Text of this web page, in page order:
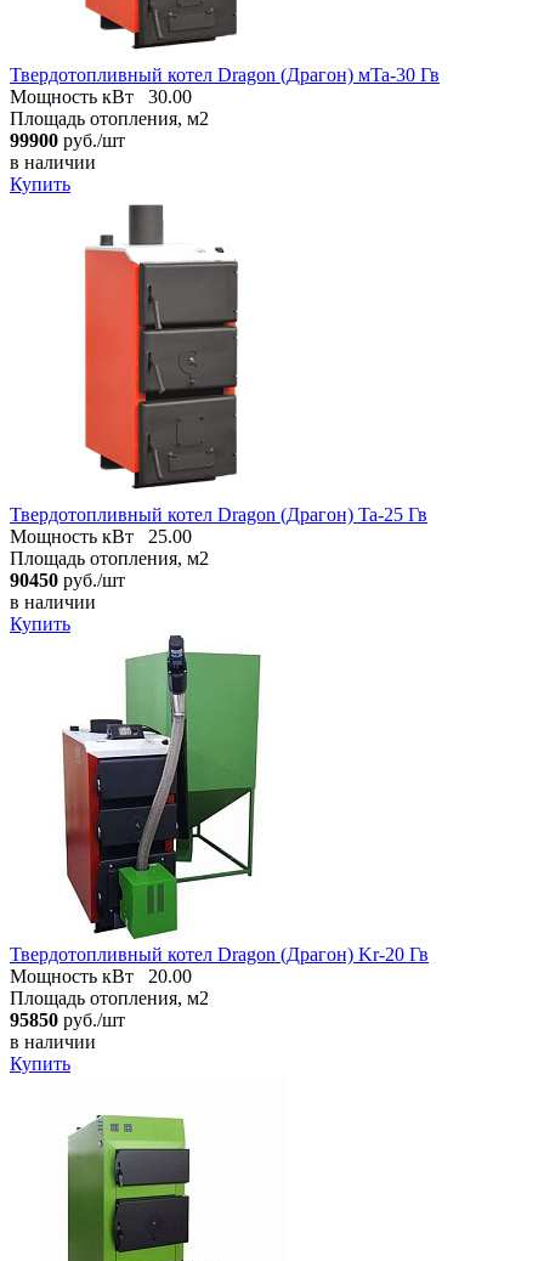
Твердотопливный котел Dragon (Драгон) мTa-30 Гв
Мощность кВт
30.00
Площадь отопления, м2
99900 руб./шт
в наличии
Купить
Твердотопливный котел Dragon (Драгон) Ta-25 Гв
Мощность кВт
25.00
Площадь отопления, м2
90450 руб./шт
в наличии
Купить
Твердотопливный котел Dragon (Драгон) Kr-20 Гв
Мощность кВт
20.00
Площадь отопления, м2
95850 руб./шт
в наличии
Купить